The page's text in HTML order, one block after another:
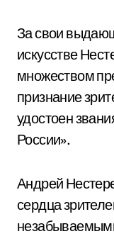
За свои
искусстве
множеством
признание
удостоен
России».
Андрей
сердца